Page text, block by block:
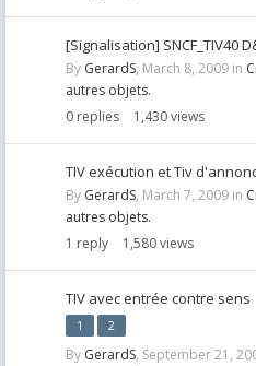
[Signalisation] SNCF_TIV40
By GerardS, March 8, 2009 in
autres objets.
0 replies 1,430views
TIV exécution et Tiv
By GerardS, March 7, 2009 in
autres objets.
1 reply 1,580views
TIV avec entrée contre sens
1 2
By GerardS, September 21,